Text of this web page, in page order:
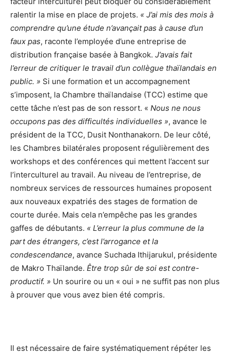
ralentir la mise en place de projets. « J’ai mis des mois à
comprendre qu’une étude n’avançait pas à cause d’un
faux pas, raconte l’employée d’une entreprise de
distribution française basée à Bangkok. J’avais fait
l’erreur de critiquer le travail d’un collègue thaïlandais en
public. » Si une formation et un accompagnement
s’imposent, la Chambre thaïlandaise (TCC) estime que
cette tâche n’est pas de son ressort. « Nous ne nous
occupons pas des difficultés individuelles », avance le
président de la TCC, Dusit Nonthanakorn. De leur côté,
les Chambres bilatérales proposent régulièrement des
workshops et des conférences qui mettent l’accent sur
l’interculturel au travail. Au niveau de l’entreprise, de
nombreux services de ressources humaines proposent
aux nouveaux expatriés des stages de formation de
courte durée. Mais cela n’empêche pas les grandes
gaffes de débutants. « L’erreur la plus commune de la
part des étrangers, c’est l’arrogance et la
condescendance, avance Suchada Ithijarukul, présidente
de Makro Thaïlande. Être trop sûr de soi est contre-
productif. » Un sourire ou un « oui » ne suffit pas non plus
à prouver que vous avez bien été compris.
Il est nécessaire de faire systématiquement répéter les